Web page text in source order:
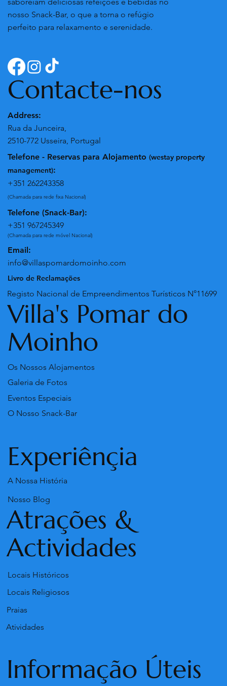
nosso Snack-Bar, o que a torna o refúgio
perfeito para relaxamento e serenidade.
Contacte-nos
Address:
Rua da Junceira,
2510-772 Usseira, Portugal
Telefone - Reservas para Alojamento (westay property
management):
+351 262243358
(Chamada para rede fixa Nacional)
Telefone (Snack-Bar):
+351 967245349
(Chamada para rede móvel Nacional)
Email:
info@villaspomardomoinho.com
Livro de Reclamações
Registo Nacional de Empreendimentos Turísticos N°11699
Villa's Pomar do
Moinho
Os Nossos Alojamentos
Galeria de Fotos
O Nosso Snack-Bar
Eventos Especiais
Experiênçia
A Nossa História
Nosso Blog
Atrações &
Actividades
Locais Históricos
Locais Religiosos
Praias
Atividades
Informação Úteis